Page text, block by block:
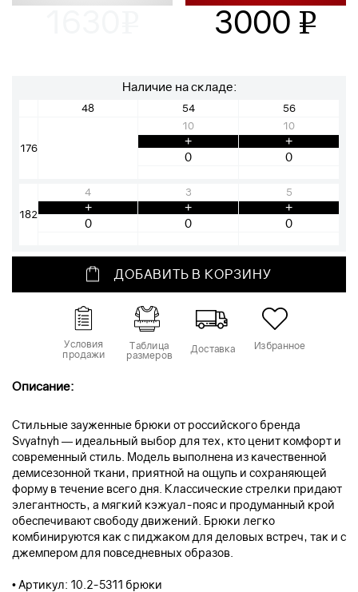
3000 v
Наличие на складе:
48 54 56
176
10
+
10
+
182
4
+
3
+
5
+
ДОБАВИТЬ В КОРЗИНУ
Условия
продажи
Таблица
размеров
Доставка Избранное
Описание:
Стильные зауженные брюки от российского бренда
Svyatnyh — идеальный выбор для тех, кто ценит комфорт и
современный стиль. Модель выполнена из качественной
демисезонной ткани, приятной на ощупь и сохраняющей
форму в течение всего дня. Классические стрелки придают
элегантность, а мягкий кэжуал-пояс и продуманный крой
обеспечивают свободу движений. Брюки легко
комбинируются как с пиджаком для деловых встреч, так и с
джемпером для повседневных образов.
• Артикул: 10.2-5311 брюки